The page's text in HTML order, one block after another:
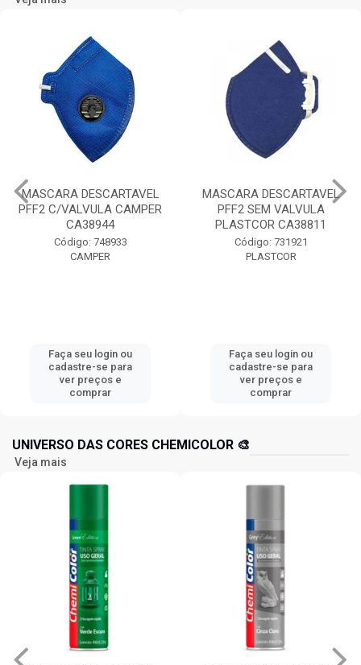
MASCARA DESCARTAVEL
PFF2 C/VALVULA CAMPER
CA38944
Código: 748933
CAMPER
Faça seu login ou
cadastre-se para
ver preços e
comprar
MASCARA DESCARTAVEL
PFF2 SEM VALVULA
PLASTCOR CA38811
Código: 731921
PLASTCOR
Faça seu login ou
cadastre-se para
ver preços e
comprar
UNIVERSO DAS CORES CHEMICOLOR 🎨
Veja mais